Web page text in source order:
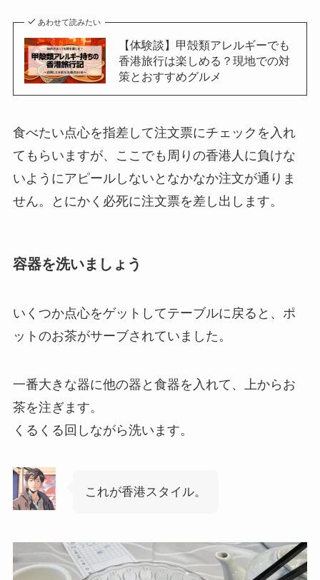
あわせて読みたい
【体験談】甲殻類アレルギーでも
香港旅行は楽しめる？現地での対
策とおすすめグルメ
食べたい点心を指差して注文票にチェックを入れ
てもらいますが、ここでも周りの香港人に負けな
いようにアピールしないとなかなか注文が通りま
せん。とにかく必死に注文票を差し出します。
容器を洗いましょう
いくつか点心をゲットしてテーブルに戻ると、ポ
ットのお茶がサーブされていました。
一番大きな器に他の器と食器を入れて、上からお
茶を注ぎます。
くるくる回しながら洗います。
これが香港スタイル。